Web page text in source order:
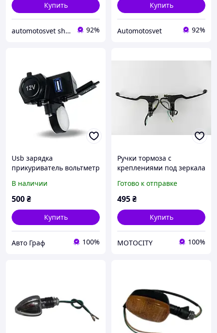
Купить
automotosvet shop 92%
Купить
Automotosvet 92%
Usb зарядка
прикуриватель вольтметр
В наличии
500₴
Купить
Авто Граф 100%
Ручки тормоза с
креплениями под зеркала
Готово к отправке
495₴
Купить
MOTOCITY 100%